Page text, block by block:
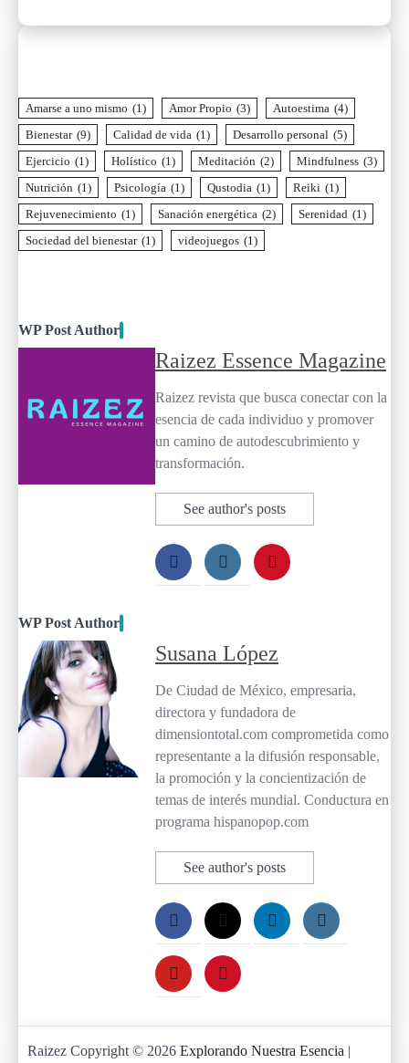
Amarse a uno mismo (1) Amor Propio (3) Autoestima (4)
Bienestar (9) Calidad de vida (1) Desarrollo personal (5)
Ejercicio (1) Holístico (1) Meditación (2) Mindfulness (3)
Nutrición (1) Psicología (1) Qustodia (1) Reiki (1)
Rejuvenecimiento (1) Sanación energética (2) Serenidad (1)
Sociedad del bienestar (1) videojuegos (1)
WP Post Author
Raizez Essence Magazine
Raizez revista que busca conectar con la
esencia de cada individuo y promover
un camino de autodescubrimiento y
transformación.
See author's posts
WP Post Author
Susana López
De Ciudad de México, empresaria,
directora y fundadora de
dimensiontotal.com comprometida como
representante a la difusión responsable,
la promoción y la concientización de
temas de interés mundial. Conductura en
programa hispanopop.com
See author's posts
Raizez Copyright © 2026 Explorando Nuestra Esencia |